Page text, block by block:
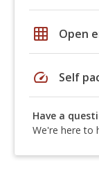
grid_on Open
speed Self
Have a
We're here to